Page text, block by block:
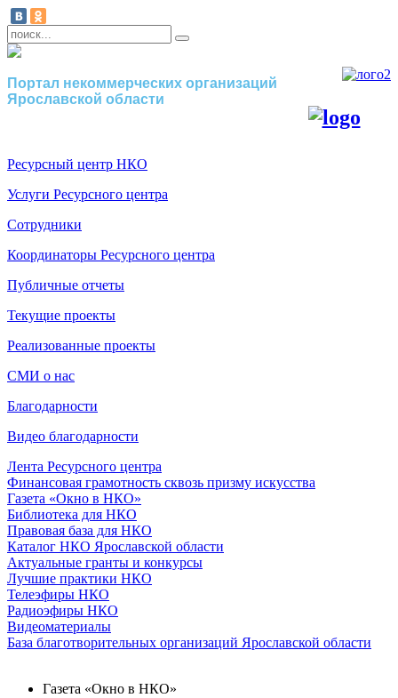
Портал некоммерческих организаций
Ярославской области
Ресурсный центр НКО
Услуги Ресурсного центра
Сотрудники
Координаторы Ресурсного центра
Публичные отчеты
Текущие проекты
Реализованные проекты
СМИ о нас
Благодарности
Видео благодарности
Лента Ресурсного центра
Финансовая грамотность сквозь призму искусства
Газета «Окно в НКО»
Библиотека для НКО
Правовая база для НКО
Каталог НКО Ярославской области
Актуальные гранты и конкурсы
Лучшие практики НКО
Телеэфиры НКО
Радиоэфиры НКО
Видеоматериалы
База благотворительных организаций Ярославской области
Газета «Окно в НКО»